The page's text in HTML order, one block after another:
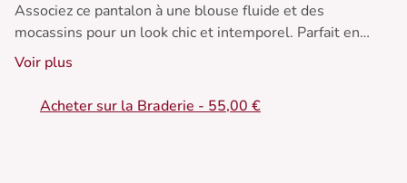
Associez ce pantalon à une blouse fluide et des
mocassins pour un look chic et intemporel. Parfait en
toute saison.
• Pantalon ample
Voir plus
Acheter sur la Braderie - 55,00 €